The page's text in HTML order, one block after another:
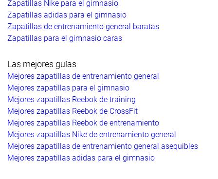
Zapatillas Nike para el gimnasio
Zapatillas adidas para el gimnasio
Zapatillas de entrenamiento general baratas
Zapatillas para el gimnasio caras
Las mejores guías
Mejores zapatillas de entrenamiento general
Mejores zapatillas para el gimnasio
Mejores zapatillas Reebok de training
Mejores zapatillas Reebok de CrossFit
Mejores zapatillas Reebok de entrenamiento
Mejores zapatillas Nike de entrenamiento general
Mejores zapatillas de entrenamiento general asequibles
Mejores zapatillas adidas para el gimnasio